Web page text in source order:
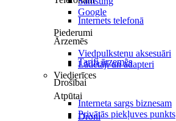
Internets telefonā
Ārzemēs
Tarifi ārzemēs
Drošībai
Interneta sargs biznesam
Privātās piekļuves punkts
Google
Piederumi
Viedpulksteņu aksesuāri
Lādētāji un adapteri
Viedierīces
Atpūtai
Droni